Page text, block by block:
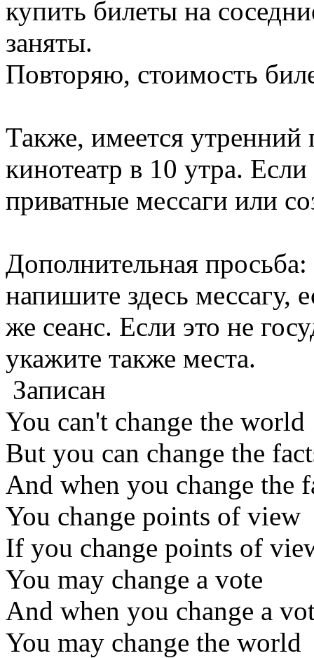
купить билеты на
заняты.
Повторяю, стоимость
Также, имеется
кинотеатр в 10 утра.
приватные мессаги или
Дополнительная
напишите здесь мессагу,
же сеанс. Если это не
укажите также места.
Записан
You can't change the world
But you can change the
And when you change the
You change points of view
If you change points of
You may change a vote
And when you change a
You may change the world